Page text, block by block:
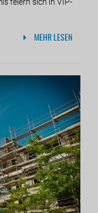
feiern sich in VIP-
MEHR LESEN